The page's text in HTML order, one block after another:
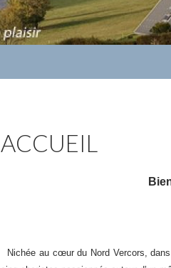
ACCUEIL
Nichée au cœur du Nord Vercors,